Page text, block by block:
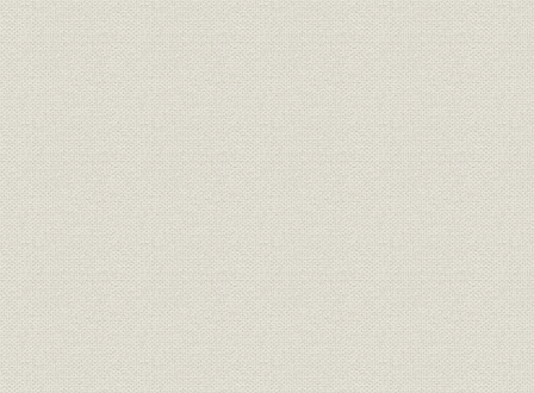
技術
「モートルの明電」から「パワ
ートロニクスの明電」へ 1972●
昭和47年→平成元年●1989
昭和46年
(1972年)